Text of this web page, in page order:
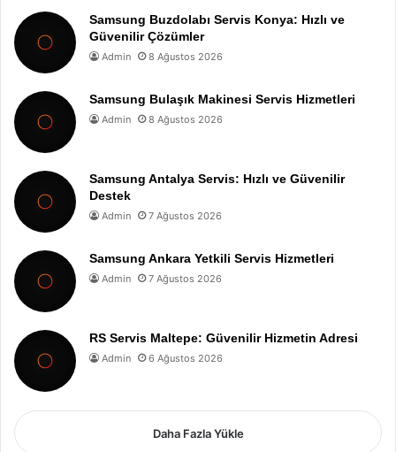
Samsung Buzdolabı Servis Konya: Hızlı ve
Güvenilir Çözümler
Admin 8 Ağustos 2026
Samsung Bulaşık Makinesi Servis Hizmetleri
Admin 8 Ağustos 2026
Samsung Antalya Servis: Hızlı ve Güvenilir
Destek
Admin 7 Ağustos 2026
Samsung Ankara Yetkili Servis Hizmetleri
Admin 7 Ağustos 2026
RS Servis Maltepe: Güvenilir Hizmetin Adresi
Admin 6 Ağustos 2026
Daha Fazla Yükle